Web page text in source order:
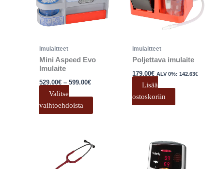
Imulaitteet
Mini Aspeed Evo
Imulaite
529.00€ – 599.00€
Valitse
vaihtoehdoista
muunnelma.
Voit
Imulaitteet
Poljettava imulaite
179.00€ ALV 0%:142.63€
Lisää
ostoskoriin